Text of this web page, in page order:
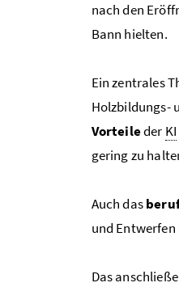
nach den
Bann hielten.
Ein zentrales
Holzbildungs-
Vorteileder KI
gering zu
Auch das
und
Das